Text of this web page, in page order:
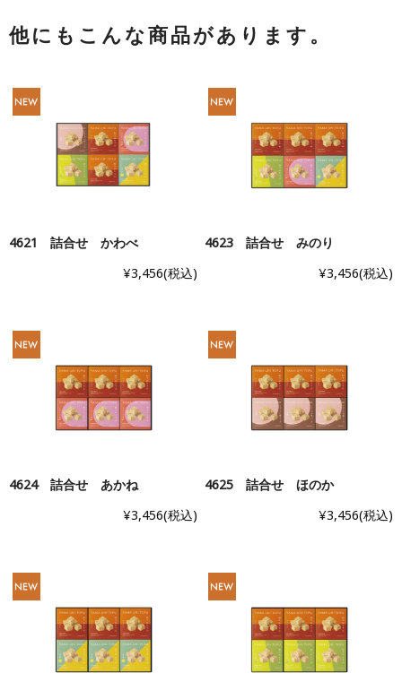
他にもこんな商品があります。
4621 詰合せ かわべ
¥3,456(税込)
4623 詰合せ みのり
¥3,456(税込)
4624 詰合せ あかね
¥3,456(税込)
4625 詰合せ ほのか
¥3,456(税込)